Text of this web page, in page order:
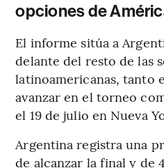
opciones de
El informe sitúa a
delante del resto de las
latinoamericanas, tanto
avanzar en el torneo
el 19 de julio en Nueva
Argentina registra una
de alcanzar la final y de